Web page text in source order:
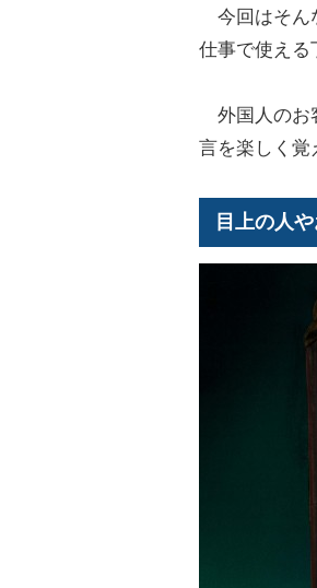
今回はそん
仕事で使える
外国人のお
言を楽しく覚
目上の人